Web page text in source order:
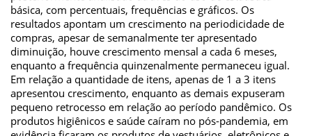
básica, com percentuais, frequências e gráficos. Os
resultados apontam um crescimento na periodicidade de
compras, apesar de semanalmente ter apresentado
diminuição, houve crescimento mensal a cada 6 meses,
enquanto a frequência quinzenalmente permaneceu igual.
Em relação a quantidade de itens, apenas de 1 a 3 itens
apresentou crescimento, enquanto as demais expuseram
pequeno retrocesso em relação ao período pandêmico. Os
produtos higiênicos e saúde caíram no pós-pandemia, em